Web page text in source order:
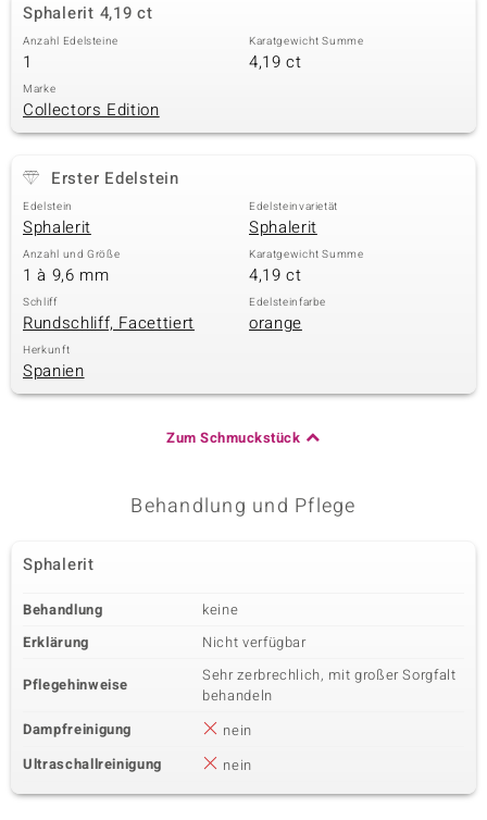
BY DE MELO
Classics
Sphalerit 4,19 ct
Anzahl Edelsteine
1
Karatgewicht Summe
4,19 ct
Marke
Collectors Edition
Erster Edelstein
Edelstein
Sphalerit
Edelsteinvarietät
Sphalerit
Anzahl und Größe
1 à 9,6 mm
Karatgewicht Summe
4,19 ct
Schliff
Rundschliff, Facettiert
Edelsteinfarbe
orange
Herkunft
Spanien
Zum Schmuckstück
Behandlung und Pflege
Sphalerit
Behandlung
keine
Erklärung
Nicht verfügbar
Pflegehinweise
Sehr zerbrechlich, mit großer Sorgfalt
behandeln
Dampfreinigung
nein
Ultraschallreinigung
nein